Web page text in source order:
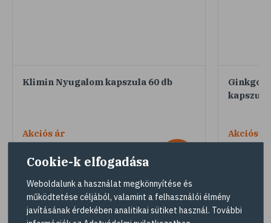
Klimin Nyugalom kapszula 60 db
Akciós ár
Egységár:47,8 Ft / db
Korábbi egységár:60,7 Ft / db
Ginkgo
Akciós ár
Cookie-k elfogadása
Weboldalunk a használat megkönnyítése és
működtetése céljából, valamint a felhasználói élmény
javításának érdekében analitikai sütiket használ. További